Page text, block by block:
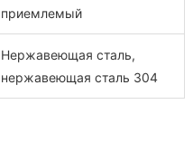
приемлемый
Нержавеющая сталь,
нержавеющая сталь 304